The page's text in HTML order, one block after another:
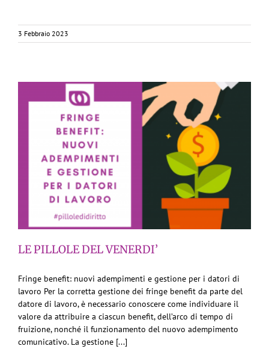
3 Febbraio 2023
LE PILLOLE DEL VENERDI’
Fringe benefit: nuovi adempimenti e gestione per i datori di
lavoro Per la corretta gestione dei fringe benefit da parte del
datore di lavoro, è necessario conoscere come individuare il
valore da attribuire a ciascun benefit, dell’arco di tempo di
fruizione, nonché il funzionamento del nuovo adempimento
comunicativo. La gestione [...]